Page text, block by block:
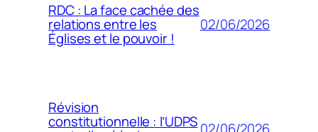
RDC : La face cachée des
relations entre les
Églises et le pouvoir !
02/06/2026
Révision
constitutionnelle : l’UDPS02/06/2026